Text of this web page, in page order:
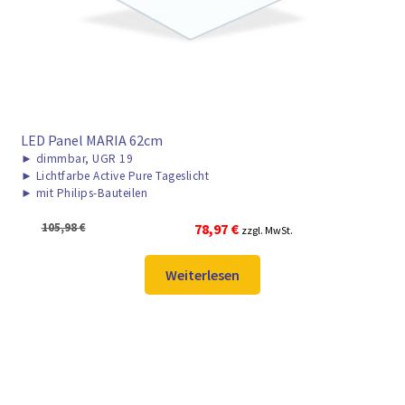
LED Panel MARIA 62cm
► dimmbar, UGR 19
► Lichtfarbe Active Pure Tageslicht
► mit Philips-Bauteilen
105,98€
Ursprünglicher
war:
105,98 €
78,97 €Aktueller
ist:
78,97 €.
zzgl. MwSt.
Weiterlesen